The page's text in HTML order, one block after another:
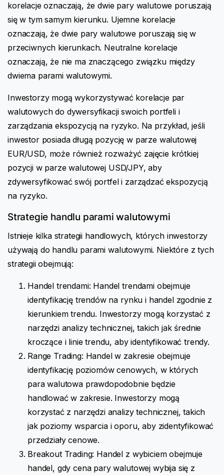
korelacje oznaczają, że dwie pary walutowe poruszają
się w tym samym kierunku. Ujemne korelacje
oznaczają, że dwie pary walutowe poruszają się w
przeciwnych kierunkach. Neutralne korelacje
oznaczają, że nie ma znaczącego związku między
dwiema parami walutowymi.
Inwestorzy mogą wykorzystywać korelacje par
walutowych do dywersyfikacji swoich portfeli i
zarządzania ekspozycją na ryzyko. Na przykład, jeśli
inwestor posiada długą pozycję w parze walutowej
EUR/USD, może również rozważyć zajęcie krótkiej
pozycji w parze walutowej USD/JPY, aby
zdywersyfikować swój portfel i zarządzać ekspozycją
na ryzyko.
Strategie handlu parami walutowymi
Istnieje kilka strategii handlowych, których inwestorzy
używają do handlu parami walutowymi. Niektóre z tych
strategii obejmują:
Handel trendami: Handel trendami obejmuje
identyfikację trendów na rynku i handel zgodnie z
kierunkiem trendu. Inwestorzy mogą korzystać z
narzędzi analizy technicznej, takich jak średnie
kroczące i linie trendu, aby identyfikować trendy.
Range Trading: Handel w zakresie obejmuje
identyfikację poziomów cenowych, w których
para walutowa prawdopodobnie będzie
handlować w zakresie. Inwestorzy mogą
korzystać z narzędzi analizy technicznej, takich
jak poziomy wsparcia i oporu, aby zidentyfikować
przedziały cenowe.
Breakout Trading: Handel z wybiciem obejmuje
handel, gdy cena pary walutowej wybija się z